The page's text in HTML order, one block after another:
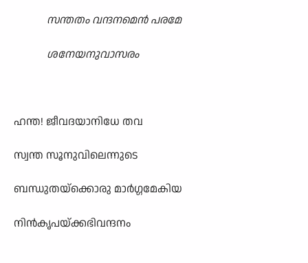
സന്തതം വന്ദനമെൻ പരമേ
ശനേയനുവാസരം
ഹന്ത! ജീവദയാനിധേ തവ
സ്വന്ത സൂനുവിലെന്നുടെ
ബന്ധുതയ്ക്കൊരു മാർഗ്ഗമേകിയ
നിൻകൃപയ്ക്കഭിവന്ദനം